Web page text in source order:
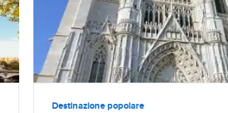
Destinazione popolare